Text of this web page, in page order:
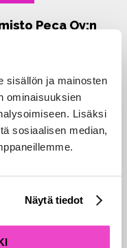
sisällön ja mainosten
ominaisuuksien
Lisäksi
sosiaalisen median,
Näytä tiedot
Peca Oy:n